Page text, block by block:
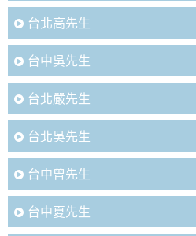
台北高先生
台中吳先生
台北嚴先生
台北吳先生
台中曾先生
台中夏先生